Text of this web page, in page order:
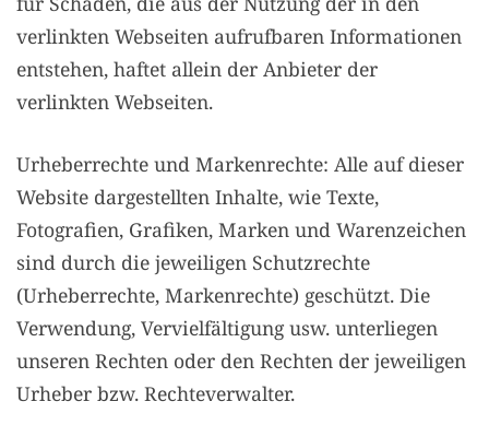
verlinkten Webseiten aufrufbaren Informationen
entstehen, haftet allein der Anbieter der
verlinkten Webseiten.
Urheberrechte und Markenrechte: Alle auf dieser
Website dargestellten Inhalte, wie Texte,
Fotografien, Grafiken, Marken und Warenzeichen
sind durch die jeweiligen Schutzrechte
(Urheberrechte, Markenrechte) geschützt. Die
Verwendung, Vervielfältigung usw. unterliegen
unseren Rechten oder den Rechten der jeweiligen
Urheber bzw. Rechteverwalter.